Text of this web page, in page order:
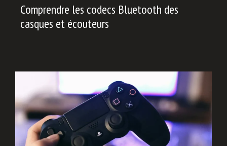
Comprendre les codecs Bluetooth des
casques et écouteurs